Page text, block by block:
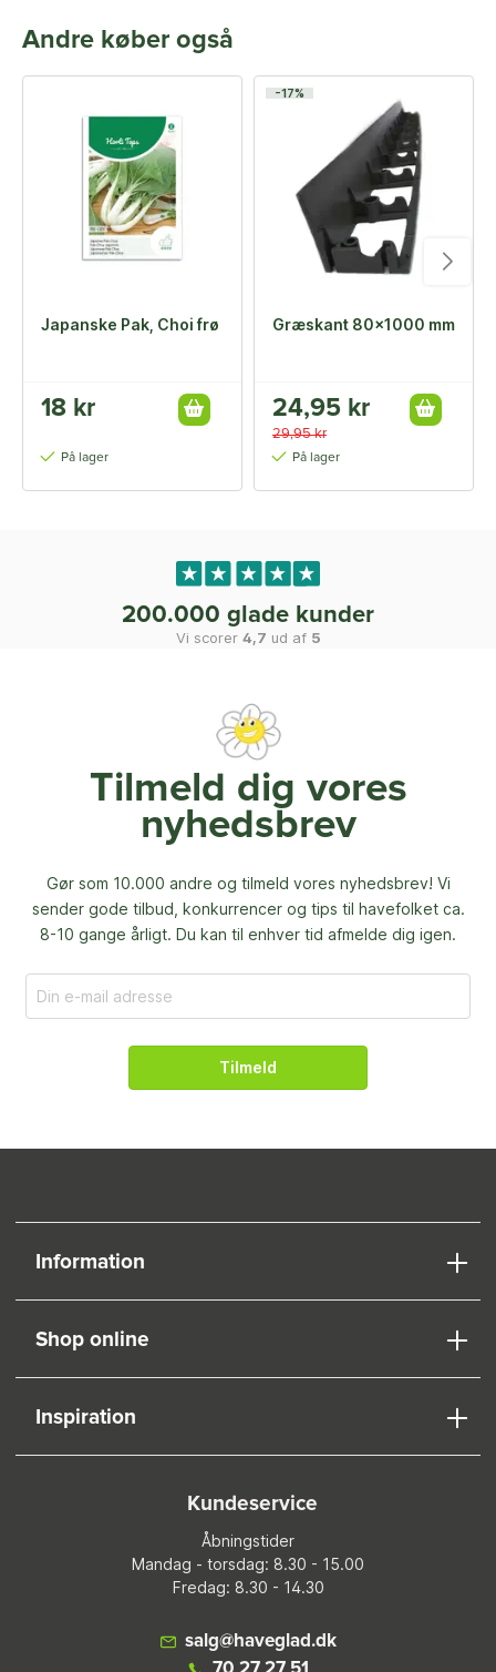
Andre køber også
Japanske Pak, Choi frø
18 kr
På lager
-17%
Græskant 80x1000 mm
24,95 kr
29,95 kr
På lager
200.000 glade kunder
Vi scorer 4,7 ud af 5
Tilmeld dig vores
nyhedsbrev
Gør som 10.000 andre og tilmeld vores nyhedsbrev! Vi
sender gode tilbud, konkurrencer og tips til havefolket ca.
8-10 gange årligt. Du kan til enhver tid afmelde dig igen.
Tilmeld
Information
Shop online
Inspiration
Kundeservice
Åbningstider
Mandag - torsdag: 8.30 - 15.00
Fredag: 8.30 - 14.30
salg@haveglad.dk